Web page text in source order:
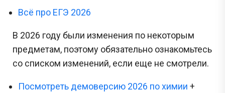
Всё про ЕГЭ 2026
В 2026 году были изменения по некоторым
предметам, поэтому обязательно ознакомьтесь
со списком изменений, если еще не смотрели.
Посмотреть демоверсию 2026 по химии +